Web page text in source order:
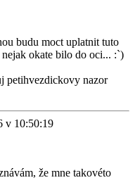
budu moct uplatnit tuto
okate bilo do oci... :`)
petihvezdickovy nazor
v 10:50:19
že mne takovéto